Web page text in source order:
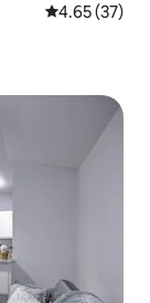
レビュー37
4.65 (37)